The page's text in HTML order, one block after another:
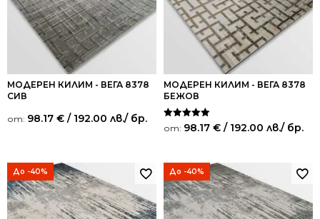
МОДЕРЕН КИЛИМ - ВЕГА 8378
СИВ
от: 98.17 € / 192.00 лв./ бр.
МОДЕРЕН КИЛИМ - ВЕГА 8378
БЕЖОВ
Оценено на
5.00
от: 98.17 € / 192.00 лв./ бр.
До -40% До -40%